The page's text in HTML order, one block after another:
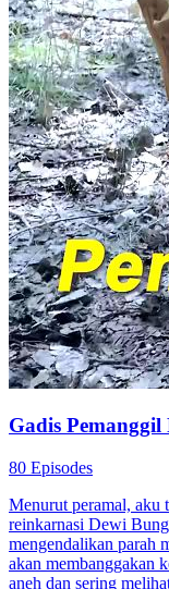
Gadis Pemanggil
80 Episodes
Menurut peramal, aku
reinkarnasi Dewi
mengendalikan parah
akan membanggakan
aneh dan sering